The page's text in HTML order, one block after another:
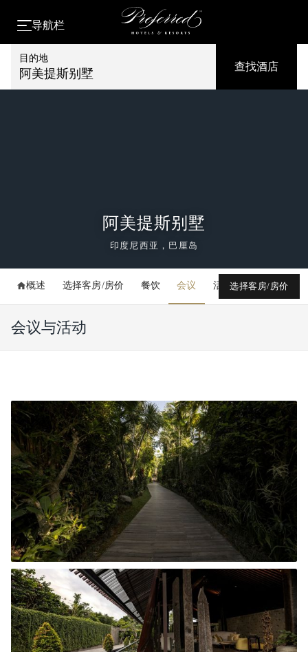
导航栏
目的地
阿美提斯别墅
查找酒店
阿美提斯别墅
印度尼西亚，巴厘岛
概述 选择客房/房价 餐饮 会议 活动 媒体库
选择客房/房价
会议与活动